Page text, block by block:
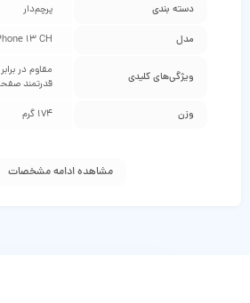
دسته ‌بندی پرچم‌دار
مدل 13 CH
ویژگی‌های کلیدی
قدرتمند
وزن 174 گرم
مشاهده ادامه مشخصات